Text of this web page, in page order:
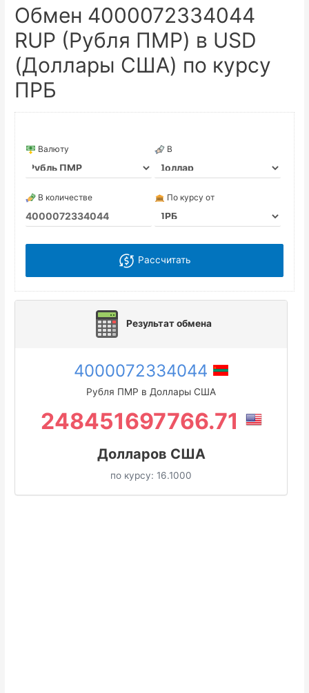
Обмен 4000072334044
RUP (Рубля ПМР) в USD
(Доллары США) по курсу
ПРБ
Валюту В
В количестве По курсу от
Рассчитать
Результат обмена
4000072334044
Рубля ПМР в Доллары США
248451697766.71
Долларов США
по курсу: 16.1000